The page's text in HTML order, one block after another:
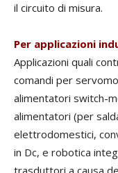
il circuito di misura.
Per applicazioni
Applicazioni quali
comandi per
alimentatori switch-
alimentatori (per
elettrodomestici,
in Dc, e robotica